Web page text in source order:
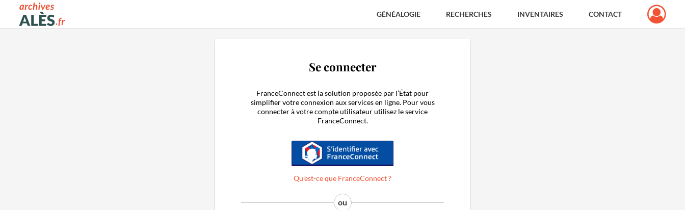
Archives municipales d'Alès GÉNÉALOGIE RECHERCHES INVENTAIRES CONTACT
Se connecter
FranceConnect est la solution proposée par l’État pour
simplifier votre connexion aux services en ligne. Pour vous
connecter à votre compte utilisateur utilisez le service
FranceConnect.
S'identifier avec FranceConnect
Qu’est-ce que FranceConnect ?